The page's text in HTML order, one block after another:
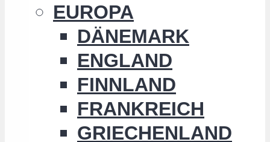
EUROPA
DÄNEMARK
ENGLAND
FINNLAND
FRANKREICH
GRIECHENLAND